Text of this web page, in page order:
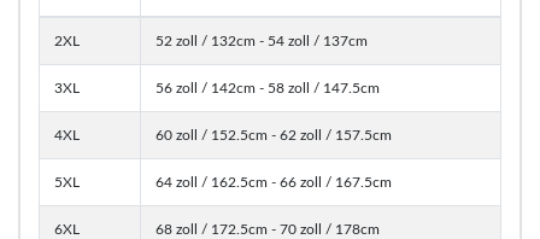
2XL 52 zoll / 132cm - 54 zoll / 137cm
3XL 56 zoll / 142cm - 58 zoll / 147.5cm
4XL 60 zoll / 152.5cm - 62 zoll / 157.5cm
5XL 64 zoll / 162.5cm - 66 zoll / 167.5cm
6XL 68 zoll / 172.5cm - 70 zoll / 178cm